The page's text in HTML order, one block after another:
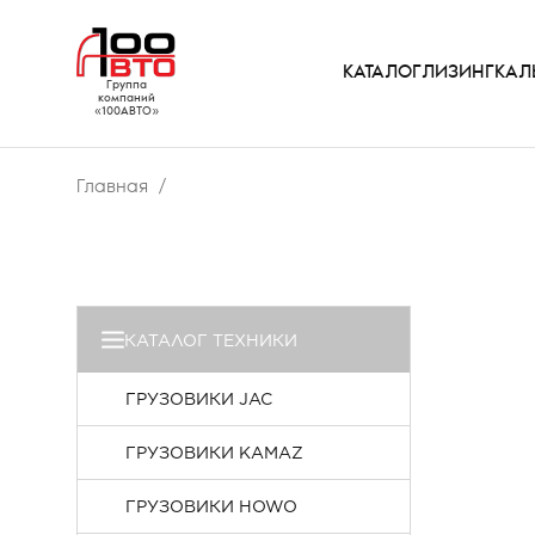
Группа
компаний
«100АВТО»
КАТАЛОГЛИЗИНГ
Главная
КАТАЛОГ ТЕХНИКИ
ГРУЗОВИКИ JAC
ГРУЗОВИКИ KAMAZ
ГРУЗОВИКИ HOWO